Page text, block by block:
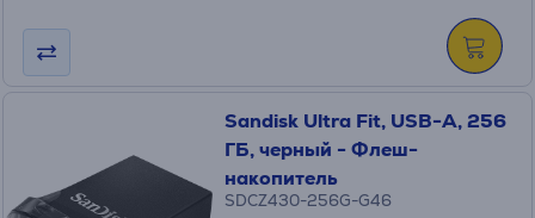
Sandisk Ultra Fit, USB-A, 256
ГБ, черный - Флеш-
накопитель
SDCZ430-256G-G46